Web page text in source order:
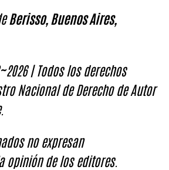
Berisso, Buenos Aires,
| Todos los derechos
Nacional de Derecho de Autor
no expresan
opinión de los editores.